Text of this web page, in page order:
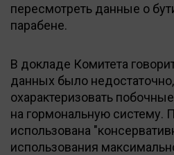
пересмотреть данные о
парабене.
В докладе Комитета
данных было
охарактеризовать
на гормональную систему.
использована
использования